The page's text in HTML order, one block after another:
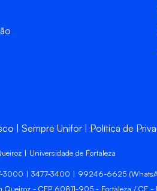
Sempre Unifor Política de
| Universidade de Fortaleza
3000 | 3477-3400 | 99246-6625
Queiroz - CEP 60811-905 - Fortaleza / CE -